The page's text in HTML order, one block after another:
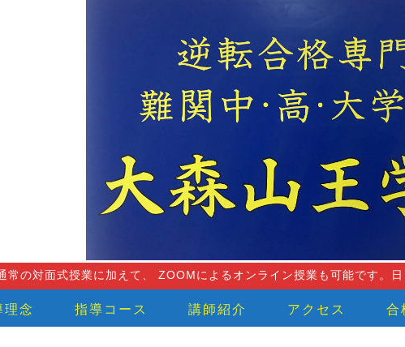
常の対面式授業に加えて、 ZOOMによるオンライン授業も可能です。
理念 指導コース 講師紹介 アクセス 合